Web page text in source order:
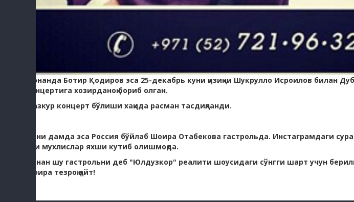
Хонанда Ботир Қодиров эса 25-декабрь куни қизиқчи Шукрулло Исроилов билан
концертига хозирданоқ бориб олган.
Мазкур концерт бўлиши хақида расман тасдиқланди.
Айни дамда эса Россия бўйлаб Шоира Отабекова гастрольда. Инстаграмдаги
уни мухлислар яхши кутиб олишмоқда.
Айнан шу гастрольни деб "Юлдузкор" реалити шоусидаги сўнгги шарт учун
Шоира тезроқ қайт!